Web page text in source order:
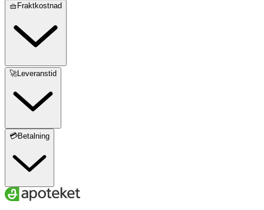
🧺Fraktkostnad
🚀Leveranstid
💳Betalning